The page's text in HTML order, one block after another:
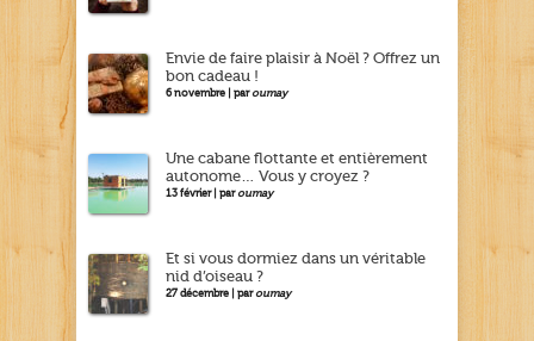
Envie de faire plaisir à Noël ? Offrez un
bon cadeau !
6 novembre | paroumay
Une cabane flottante et entièrement
autonome… Vous y croyez ?
13 février | paroumay
Et si vous dormiez dans un véritable
nid d’oiseau ?
27 décembre | paroumay